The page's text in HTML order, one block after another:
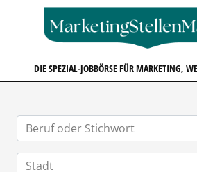
DIE SPEZIAL-JOBBÖRSE FÜR MARKETING,